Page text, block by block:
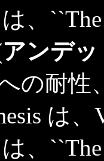
、
アンデ
の耐
は
、